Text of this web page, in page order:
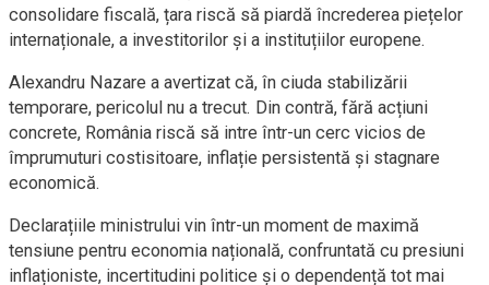
consolidare fiscală, țara riscă să piardă încrederea piețelor
internaționale, a investitorilor și a instituțiilor europene.
Alexandru Nazare a avertizat că, în ciuda stabilizării
temporare, pericolul nu a trecut. Din contră, fără acțiuni
concrete, România riscă să intre într-un cerc vicios de
împrumuturi costisitoare, inflație persistentă și stagnare
economică.
Declarațiile ministrului vin într-un moment de maximă
tensiune pentru economia națională, confruntată cu presiuni
inflaționiste, incertitudini politice și o dependență tot mai